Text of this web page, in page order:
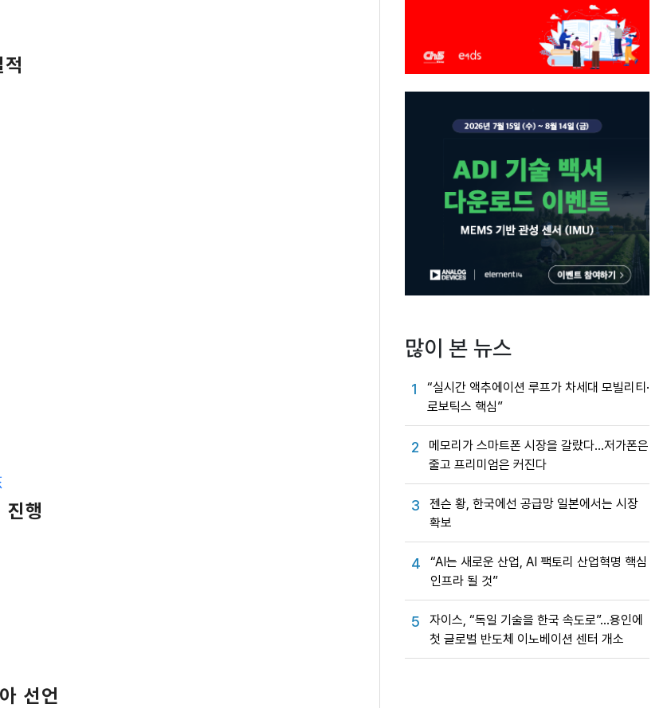
행
선언
많이 본 뉴스
1
“실시간 액추에이션 루프가 차세대 모빌리티·
로보틱스 핵심”
2
메모리가 스마트폰 시장을 갈랐다…저가폰은
줄고 프리미엄은 커진다
3
젠슨 황, 한국에선 공급망 일본에서는 시장
확보
4
“AI는 새로운 산업, AI 팩토리 산업혁명 핵심
인프라 될 것”
5
자이스, “독일 기술을 한국 속도로”…용인에
첫 글로벌 반도체 이노베이션 센터 개소